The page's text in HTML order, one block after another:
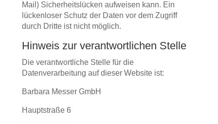
Mail) Sicherheitslücken aufweisen kann. Ein
lückenloser Schutz der Daten vor dem Zugriff
durch Dritte ist nicht möglich.
Hinweis zur verantwortlichen Stelle
Die verantwortliche Stelle für die
Datenverarbeitung auf dieser Website ist:
Barbara Messer GmbH
Hauptstraße 6